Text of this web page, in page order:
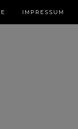
IMPRESSUM